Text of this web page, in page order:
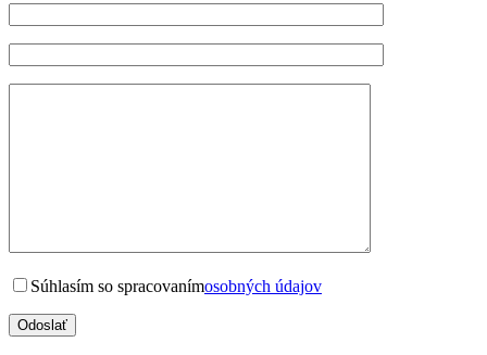
Súhlasím so spracovanímosobných údajov